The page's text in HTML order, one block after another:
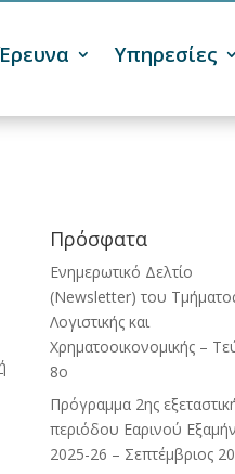
Υπηρεσίες
Πρόσφατα
Ενημερωτικό Δελτίο
(Newsletter) του
Λογιστικής και
Χρηματοοικονομικής –
8ο
Πρόγραμμα 2ης
περιόδου Eαρινού
2025-26 – Σεπτέμβριος